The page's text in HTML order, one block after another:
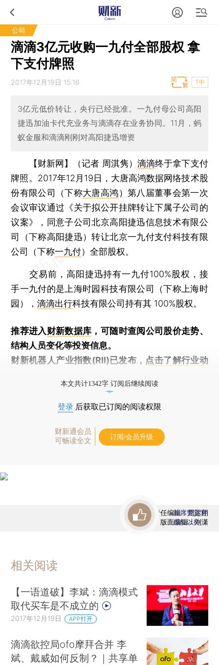
公司
滴滴3亿元收购一九付全部股权 拿
下支付牌照
2017年12月19日 15:16 T中
3亿元低价转让，央行已经批准。一九付母公司高阳
捷迅加油卡代充业务与滴滴存在业务协同。11月，蚂
蚁金服和滴滴刚刚对高阳捷迅增资
【财新网】（记者 周淇隽） 滴滴终于拿下支付
牌照。2017年12月19日，大唐高鸿数据网络技术股
份有限公司（下称大唐高鸿）第八届董事会第一次
会议审议通过《关于拟公开挂牌转让下属子公司的
议案》，同意子公司北京高阳捷迅信息技术有限公
司（下称高阳捷迅）转让北京一九付支付科技有限
公司（下称一九付）全部股权。
交易前，高阳捷迅持有一九付100%股权，接
手一九付的是上海时园科技有限公司（下称上海时
园），滴滴出行科技有限公司持有其 100%股权。
推荐进入财新数据库 ，可随时查阅公司股价走势、
结构人员变化等投资信息。
财新机器人产业指数(RII)已发布， 点击了解行业动
本文共计1342字 订阅后继续阅读
登录 后获取已订阅的阅读权限
财新通会员
可畅读全文
订阅/会员升级
责任编辑：屈运栩
版面编辑：刘潇
首席赞赏官
虚位以待
相关阅读
【一语道破】李斌：滴滴模式
取代买车是不成立的
2017年12月19日 APP打开
滴滴欲控局ofo摩拜合并 李
斌、戴威如何反制？｜共享单